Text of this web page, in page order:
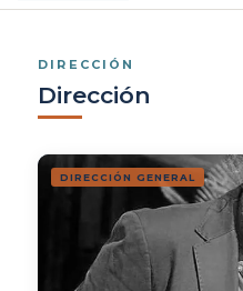
DIRECCIÓN
Dirección
DIRECCIÓN GENERAL